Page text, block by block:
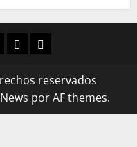
reservados
por AF themes.